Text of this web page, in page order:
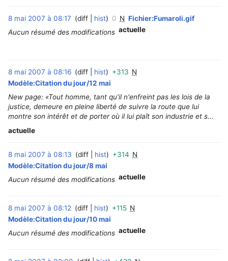
8 mai 2007 à 08:17 diff hist 0 N Fichier:Fumaroli.gif
Aucun résumé des modifications actuelle
8 mai 2007 à 08:16 diff hist +313 N
Modèle:Citation du jour/12 mai
New page: «Tout homme, tant qu'il n'enfreint pas les lois de la
justice, demeure en pleine liberté de suivre la route que lui
montre son intérêt et de porter où il lui plaît son industrie et s...
actuelle
8 mai 2007 à 08:13 diff hist +314 N
Modèle:Citation du jour/8 mai
Aucun résumé des modifications actuelle
8 mai 2007 à 08:12 diff hist +115 N
Modèle:Citation du jour/10 mai
Aucun résumé des modifications actuelle